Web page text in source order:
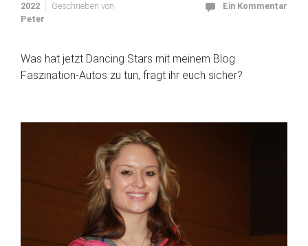
2022
Geschrieben von
Peter
Ein Kommentar
Was hat jetzt Dancing Stars mit meinem Blog
Faszination-Autos zu tun, fragt ihr euch sicher?